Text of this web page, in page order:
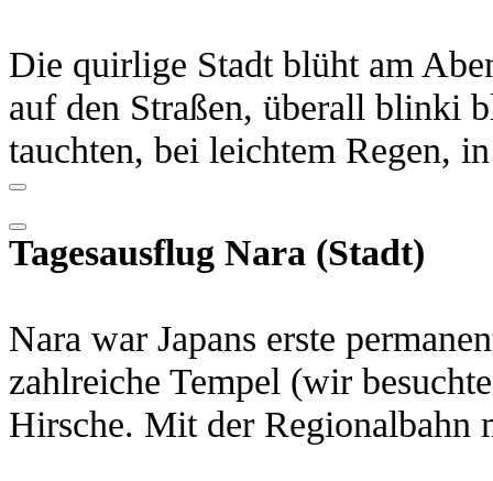
Die quirlige Stadt blüht am
auf den Straßen, überall blinki
tauchten, bei leichtem Regen,
Tagesausflug Nara (Stadt)
Nara war Japans erste
zahlreiche Tempel (wir
Hirsche. Mit der Regionalbahn